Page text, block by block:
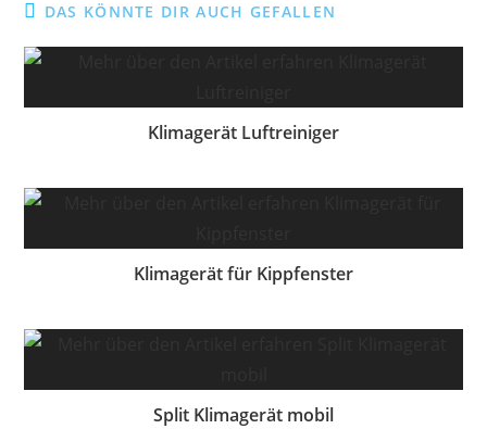
DAS KÖNNTE DIR AUCH GEFALLEN
Klimagerät Luftreiniger
Klimagerät für Kippfenster
Split Klimagerät mobil